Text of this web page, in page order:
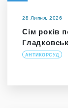
28 Липня, 2026
Сім років
АНТИКОРСУД